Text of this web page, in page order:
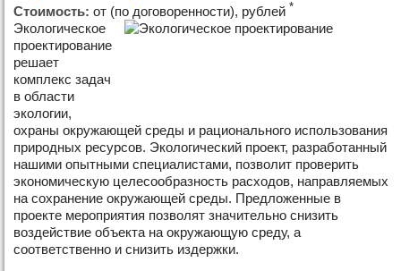
Стоимость: от (по договоренности), рублей *
Экологическое
проектирование
решает
комплекс задач
в области
экологии,
охраны окружающей среды и рационального использования
природных ресурсов. Экологический проект, разработанный
нашими опытными специалистами, позволит проверить
экономическую целесообразность расходов, направляемых
на сохранение окружающей среды. Предложенные в
проекте мероприятия позволят значительно снизить
воздействие объекта на окружающую среду, а
соответственно и снизить издержки.